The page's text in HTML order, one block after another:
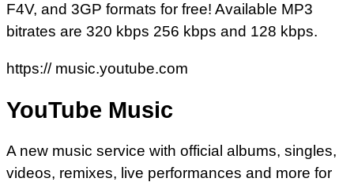
F4V, and 3GP formats for free! Available MP3
bitrates are 320 kbps 256 kbps and 128 kbps.
https:// music.youtube.com
YouTube Music
A new music service with official albums, singles,
videos, remixes, live performances and more for